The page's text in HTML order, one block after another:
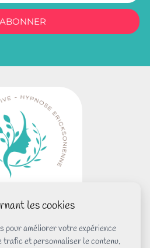
2026 Céline Renou
les cookies
pour améliorer votre expérience
et personnaliser le contenu.